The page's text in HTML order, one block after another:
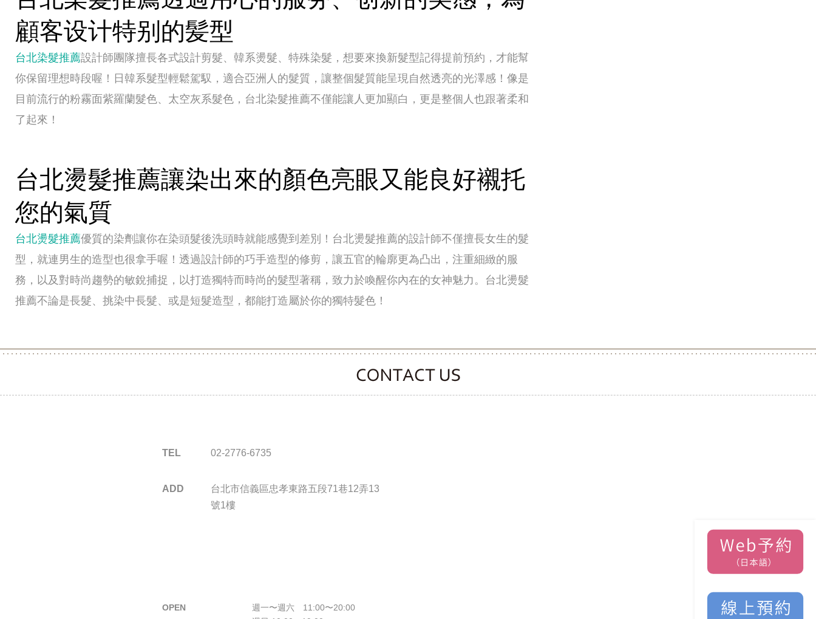
顧客设计特别的髪型
台北染髮推薦設計師團隊擅長各式設計剪髮、韓系燙髮、特殊染髮，想要來換新髮型記得提前預約，才能幫
你保留理想時段喔！日韓系髮型輕鬆駕馭，適合亞洲人的髮質，讓整個髮質能呈現自然透亮的光澤感！像是
目前流行的粉霧面紫羅蘭髮色、太空灰系髮色，台北染髮推薦不僅能讓人更加顯白，更是整個人也跟著柔和
了起來！
台北燙髮推薦讓染出來的顏色亮眼又能良好襯托
您的氣質
台北燙髮推薦優質的染劑讓你在染頭髮後洗頭時就能感覺到差別！台北燙髮推薦的設計師不僅擅長女生的髮
型，就連男生的造型也很拿手喔！透過設計師的巧手造型的修剪，讓五官的輪廓更為凸出，注重細緻的服
務，以及對時尚趨勢的敏銳捕捉，以打造獨特而時尚的髮型著稱，致力於喚醒你內在的女神魅力。台北燙髮
推薦不論是長髮、挑染中長髮、或是短髮造型，都能打造屬於你的獨特髮色！
CONTACT CLOOVER
TEL 02-2776-6735
ADD
台北市信義區忠孝東路五段71巷12弄13
號1樓
OPEN
週一〜週六 11:00〜20:00